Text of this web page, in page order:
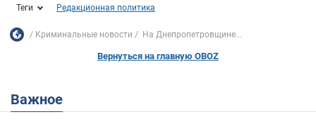
Теги Редакционная политика
Криминальные новости На Днепропетровщине...
Вернуться на главную OBOZ
Важное